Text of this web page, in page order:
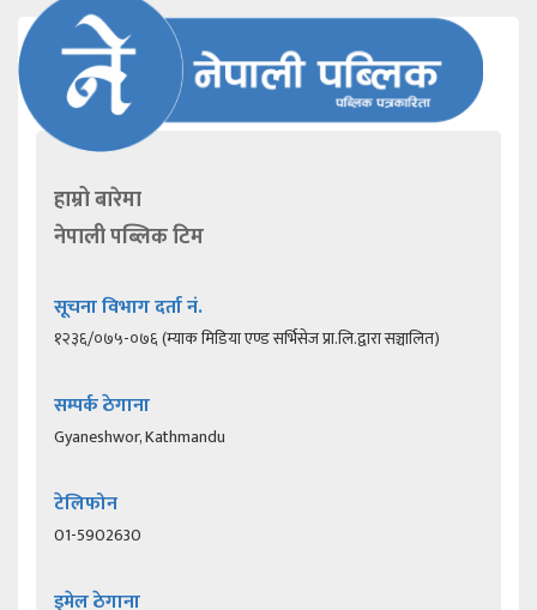
हाम्रो बारेमा
नेपाली पब्लिक टिम
सूचना विभाग दर्ता नं.
१२३६/०७५-०७६ (म्याक मिडिया एण्ड सर्भिसेज प्रा.लि.द्वारा सञ्चालित)
सम्पर्क ठेगाना
Gyaneshwor, Kathmandu
टेलिफोन
01-5902630
इमेल ठेगाना